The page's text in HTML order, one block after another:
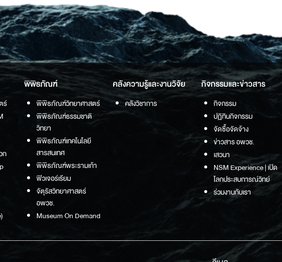
ร์
ก
พิพิธภัณฑ์
พิพิธภัณฑ์วิทยาศาสตร์
พิพิธภัณฑ์ธรรมชาติ
วิทยา
พิพิธภัณฑ์เทคโนโลยี
สารสนเทศ
พิพิธภัณฑ์พระรามเก้า
ฟิวเจอร์เรียม
จัตุรัสวิทยาศาสตร์
อพวช.
Museum On Demand
คลังความรู้และงานวิจัย
คลังวิชาการ
กิจกรรมและข่าวสาร
กิจกรรม
ปฏิทินกิจกรรม
จัดซื้อจัดจ้าง
ข่าวสาร อพวช.
เสวนา
NSM Experience | เปิด
โลกประสบการณ์วิทย์
ร่วมงานกับเรา